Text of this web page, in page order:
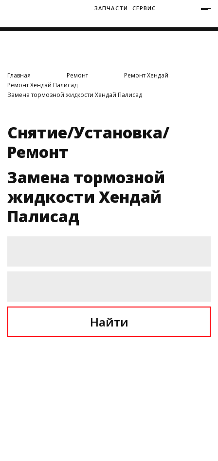
ЗАПЧАСТИ СЕРВИС
Главная Ремонт
Ремонт Хендай
Ремонт Хендай Палисад
Замена тормозной жидкости Хендай Палисад
Снятие/Установка/
Ремонт
Замена тормозной
жидкости Хендай
Палисад
Найти